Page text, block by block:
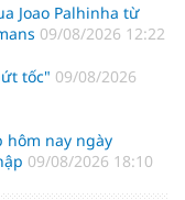
Joao Palhinha từ
09/08/2026 12:22
tốc" 09/08/2026
hôm nay ngày
09/08/2026 18:10